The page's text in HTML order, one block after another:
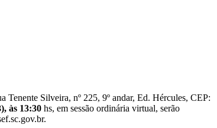
Silveira, nº 225, 9º andar, Ed. Hércules, CEP:
às 13:30 hs, em sessão ordinária virtual, serão